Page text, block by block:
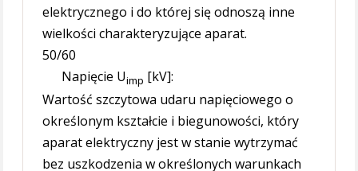
elektrycznego i do której się odnoszą inne
wielkości charakteryzujące aparat.
50/60
Napięcie Uimp [kV]:
Wartość szczytowa udaru napięciowego o
określonym kształcie i biegunowości, który
aparat elektryczny jest w stanie wytrzymać
bez uszkodzenia w określonych warunkach